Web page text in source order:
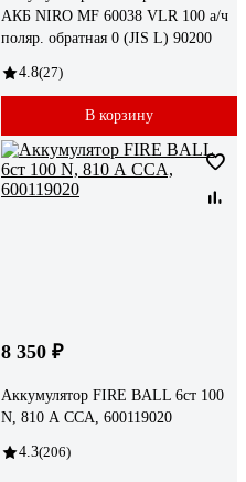
АКБ NIRO MF 60038 VLR 100 а/ч
поляр. обратная 0 (JIS L) 90200
4.8(27)
В корзину
8 350 ₽
Аккумулятор FIRE BALL 6ст 100
N, 810 А CCA, 600119020
4.3(206)